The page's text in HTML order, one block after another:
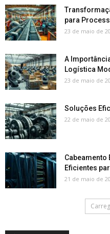
para
23 de maio de
A
Logística
23 de maio de
Soluções
22 de maio de
Eficientes
21 de maio de